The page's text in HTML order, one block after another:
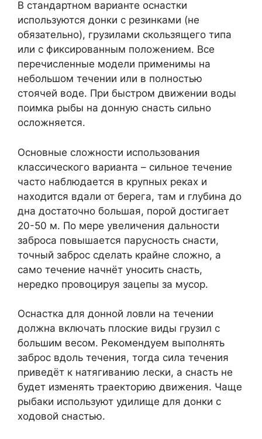
В стандартном варианте оснастки
используются донки с резинками (не
обязательно), грузилами скользящего типа
или с фиксированным положением. Все
перечисленные модели применимы на
небольшом течении или в полностью
стоячей воде. При быстром движении воды
поимка рыбы на донную снасть сильно
осложняется.
Основные сложности использования
классического варианта – сильное течение
часто наблюдается в крупных реках и
находится вдали от берега, там и глубина до
дна достаточно большая, порой достигает
20-50 м. По мере увеличения дальности
заброса повышается парусность снасти,
точный заброс сделать крайне сложно, а
само течение начнёт уносить снасть,
нередко провоцируя зацепы за мусор.
Оснастка для донной ловли на течении
должна включать плоские виды грузил с
большим весом. Рекомендуем выполнять
заброс вдоль течения, тогда сила течения
приведёт к натягиванию лески, а снасть не
будет изменять траекторию движения. Чаще
рыбаки используют удилище для донки с
ходовой снастью.